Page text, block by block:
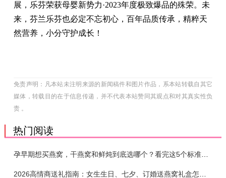
展，乐芬荣获母婴新势力·2023年度极致爆品的殊荣。未
来，芬兰乐芬也必定不忘初心，百年品质传承，精粹天
然营养，小分守护成长！
免责声明：凡本站未注明来源的新闻稿件和图片作品，系本站转载自其它
媒体，转载目的在于信息传递，并不代表本站赞同其观点和对其真实性负
责 。
热门阅读
孕早期想买燕窝，干燕窝和鲜炖到底选哪个？看完这5个标准再下单